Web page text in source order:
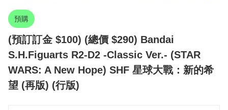
預購
(預訂訂金 $100) (總價 $290) Bandai
S.H.Figuarts R2-D2 -Classic Ver.- (STAR
WARS: A New Hope) SHF 星球大戰：新的希
望 (再版) (行版)